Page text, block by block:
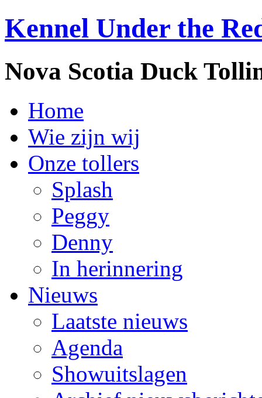
Kennel Under the
Nova Scotia Duck
Home
Wie zijn wij
Onze tollers
Splash
Peggy
Denny
In herinnering
Nieuws
Laatste nieuws
Agenda
Showuitslagen